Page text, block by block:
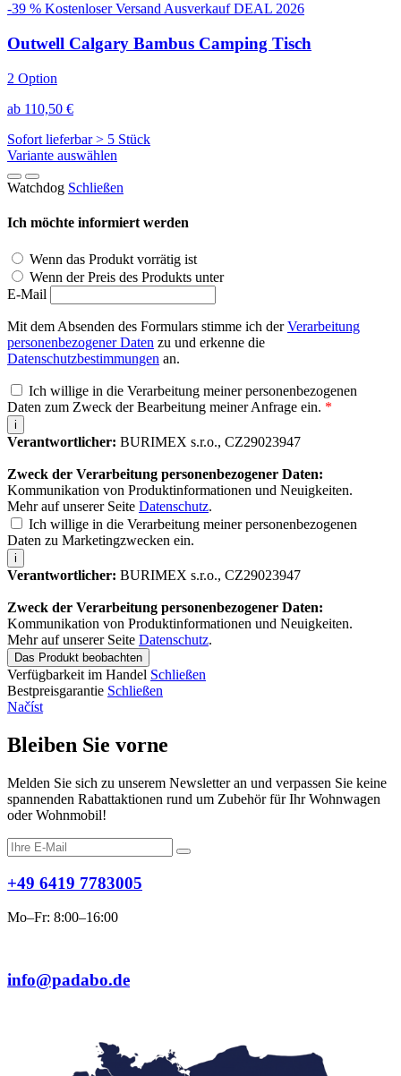
-39 % Kostenloser Versand AusverkaufDEAL 2026
Outwell Calgary Bambus Camping Tisch
2 Option
ab 110,50 €
Sofort lieferbar > 5 Stück
Variante auswählen
Watchdog Schließen
Ich möchte informiert werden
Wenn das Produkt vorrätig ist
Wenn der Preis des Produkts unter
E-Mail
Mit dem Absenden des Formulars stimme ich derVerarbeitung
personenbezogener Daten zu und erkenne die
Datenschutzbestimmungen an.
Ich willige in die Verarbeitung meiner personenbezogenen
Daten zum Zweck der Bearbeitung meiner Anfrage ein. *
i
Verantwortlicher: BURIMEX s.r.o., CZ29023947
Zweck der Verarbeitung personenbezogener Daten:
Kommunikation von Produktinformationen und Neuigkeiten.
Mehr auf unserer Seite Datenschutz.
Ich willige in die Verarbeitung meiner personenbezogenen
Daten zu Marketingzwecken ein.
i
Verantwortlicher: BURIMEX s.r.o., CZ29023947
Zweck der Verarbeitung personenbezogener Daten:
Kommunikation von Produktinformationen und Neuigkeiten.
Mehr auf unserer Seite Datenschutz.
Das Produkt beobachten
Verfügbarkeit im Handel Schließen
Bestpreisgarantie Schließen
Načíst
Bleiben Sie vorne
Melden Sie sich zu unserem Newsletter an und verpassen Sie keine
spannenden Rabattaktionen rund um Zubehör für Ihr Wohnwagen
oder Wohnmobil!
+49 6419 7783005
Mo–Fr: 8:00–16:00
info@padabo.de